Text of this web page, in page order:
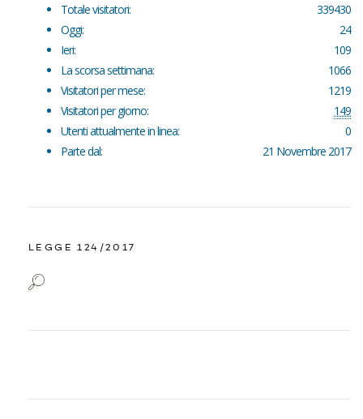
339430
Totale visitatori:
24
Oggi:
109
Ieri:
1066
La scorsa settimana:
1219
Visitatori per mese:
149
Visitatori per giorno:
0
Utenti attualmente in linea:
21 Novembre 2017
Parte dal:
LEGGE 124/2017